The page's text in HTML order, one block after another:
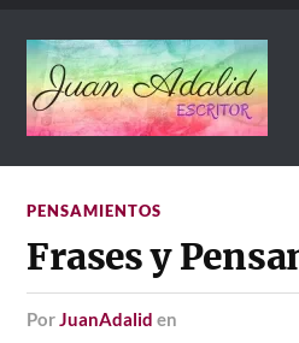
PENSAMIENTOS
Frases y
porJuanAdalid en